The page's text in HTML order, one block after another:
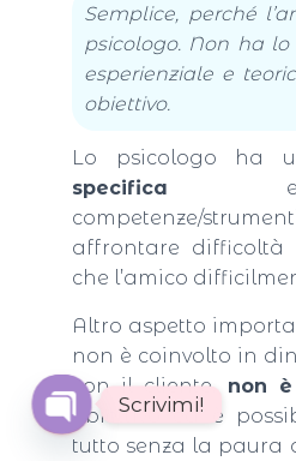
Semplice, perché
psicologo. Non ha
esperienziale e
obiettivo.
Lo psicologo ha
specifica
competenze/
affrontare difficoltà
che l’amico
Altro aspetto
non è coinvolto in
con il cliente, non
obiettivo ed è
tutto senza la paura
Scrivimi!
O